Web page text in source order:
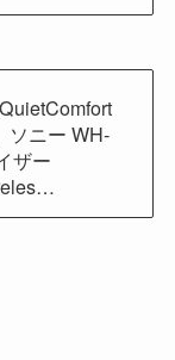
ソニー WH-
ザー